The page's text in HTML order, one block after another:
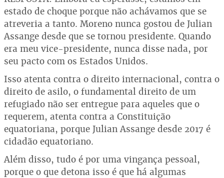
estado de choque porque não achávamos que se
atreveria a tanto. Moreno nunca gostou de Julian
Assange desde que se tornou presidente. Quando
era meu vice-presidente, nunca disse nada, por
seu pacto com os Estados Unidos.
Isso atenta contra o direito internacional, contra o
direito de asilo, o fundamental direito de um
refugiado não ser entregue para aqueles que o
requerem, atenta contra a Constituição
equatoriana, porque Julian Assange desde 2017 é
cidadão equatoriano.
Além disso, tudo é por uma vingança pessoal,
porque o que detona isso é que há algumas